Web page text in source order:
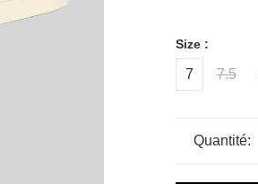
Size :
7 7.5
Quantité: